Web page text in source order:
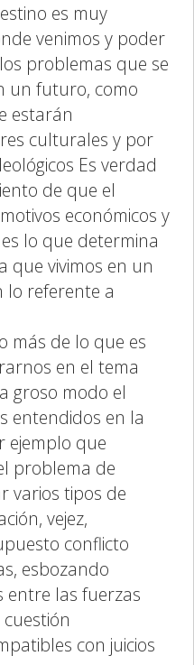
es muy
venimos y poder
problemas que se
un futuro, como
estarán
culturales y por
Es verdad
de que el
económicos y
lo que determina
que vivimos en un
referente a
más de lo que es
en el tema
groso modo el
entendidos en la
ejemplo que
problema de
varios tipos de
vejez,
conflicto
esbozando
entre las fuerzas
con juicios